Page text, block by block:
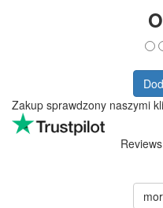
Zakup sprawdzony naszymi